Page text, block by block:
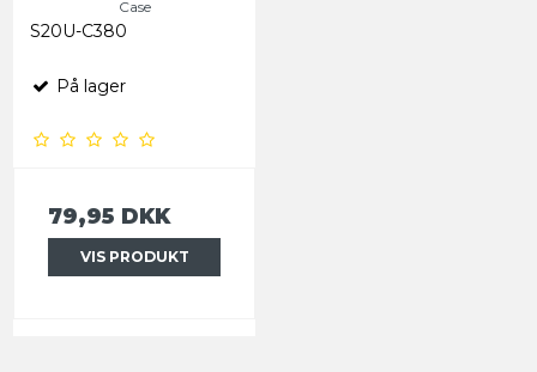
Case
S20U-C380
På lager
79,95 DKK
VIS PRODUKT